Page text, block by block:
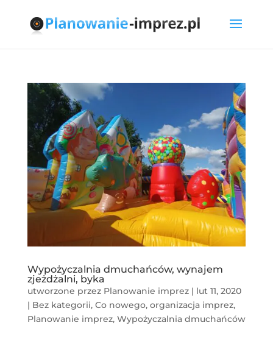
Wypożyczalnia dmuchańców, wynajem
zjeżdżalni, byka
utworzone przez Planowanie imprez| lut 11, 2020
| Bez kategorii, Co nowego, organizacja imprez,
Planowanie imprez, Wypożyczalnia dmuchańców